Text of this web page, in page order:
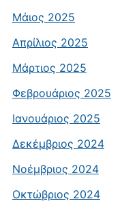
Μάιος 2025
Απρίλιος 2025
Μάρτιος 2025
Φεβρουάριος 2025
Ιανουάριος 2025
Δεκέμβριος 2024
Νοέμβριος 2024
Οκτώβριος 2024